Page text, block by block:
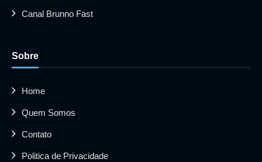
Canal Brunno Fast
Sobre
Home
Quem Somos
Contato
Politica de Privacidade